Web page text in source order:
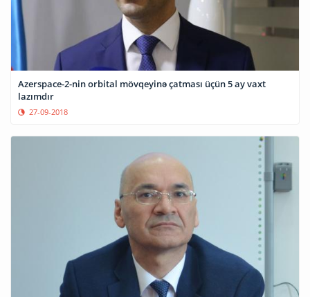
Azerspace-2-nin orbital mövqeyinə çatması üçün 5 ay vaxt
lazımdır
27-09-2018